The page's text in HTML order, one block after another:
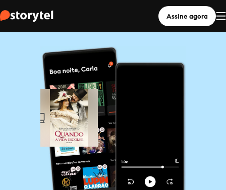
Assine agora